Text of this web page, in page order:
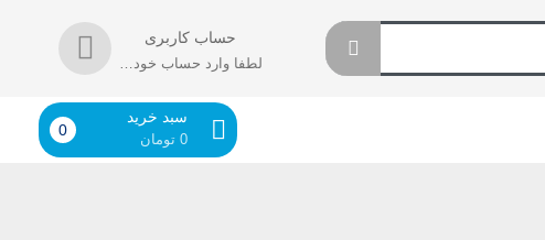
حساب کاربری
لطفا وارد حساب خود شوید!
سبد خرید
تومان0
0